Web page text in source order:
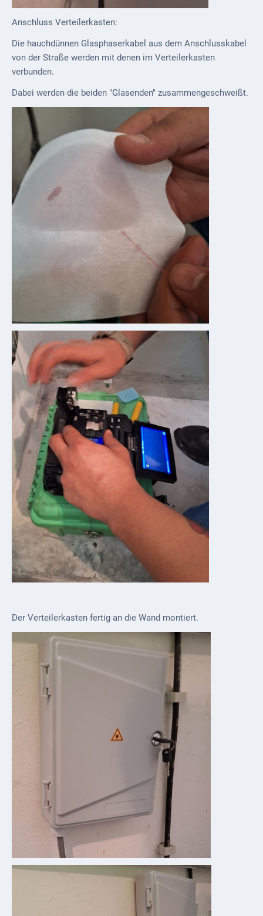
Anschluss Verteilerkasten:
Die hauchdünnen Glasphaserkabel aus dem Anschlusskabel
von der Straße werden mit denen im Verteilerkasten
verbunden.
Dabei werden die beiden "Glasenden" zusammengeschweißt.
Der Verteilerkasten fertig an die Wand montiert.